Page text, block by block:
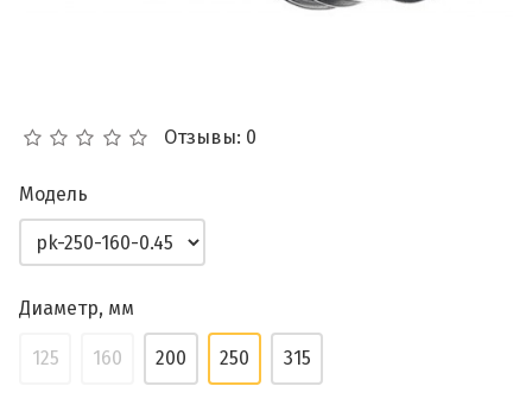
Отзывы: 0
Модель
Диаметр, мм
125 160 200 250 315